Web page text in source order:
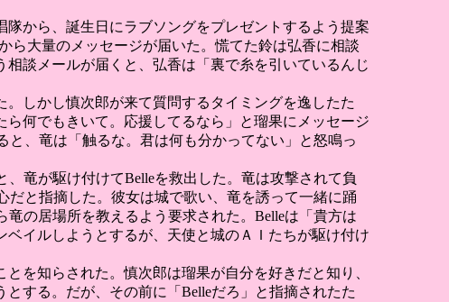
から、誕生日にラブソングをプレゼントするよう提案
ら大量のメッセージが届いた。慌てた鈴は弘香に相談
談メールが届くと、弘香は「裏で糸を引いているんじ
しかし慎次郎が来て質問するタイミングを逸したた
何でもきいて。応援してるなら」と瑠果にメッセージ
と、竜は「触るな。君は何も分かってない」と怒鳴っ
竜が駆け付けてBelleを救出した。竜は攻撃されて負
だと指摘した。彼女は城で歌い、竜を誘って一緒に踊
の居場所を教えるよう要求された。Belleは「貴方は
イルしようとするが、天使と城のＡＩたちが駆け付け
を知らされた。慎次郎は瑠果が自分を好きだと知り、
する。だが、その前に「Belleだろ」と指摘されたた